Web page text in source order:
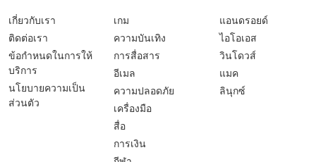
เกี่ยวกับเรา
ติดต่อเรา
ข้อกำหนดในการให้
บริการ
นโยบายความเป็น
ส่วนตัว
เกม
ความบันเทิง
การสื่อสาร
อีเมล
ความปลอดภัย
เครื่องมือ
สื่อ
การเงิน
แอนดรอยด์
ไอโอเอส
วินโดวส์
แมค
ลินุกซ์